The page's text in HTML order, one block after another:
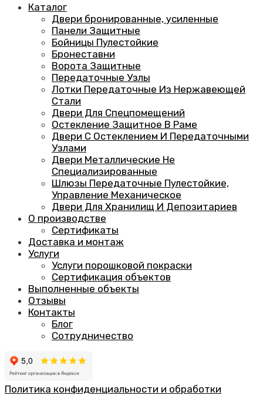
Каталог
Двери бронированные, усиленные
Панели Защитные
Бойницы Пулестойкие
Бронеставни
Ворота Защитные
Передаточные Узлы
Лотки Передаточные Из Нержавеющей
Стали
Двери Для Спецпомещений
Остекление Защитное В Раме
Двери С Остеклением И Передаточными
Узлами
Двери Металлические Не
Специализированные
Шлюзы Передаточные Пулестойкие,
Управление Механическое
Двери Для Хранилищ И Депозитариев
О производстве
Сертификаты
Доставка и монтаж
Услуги
Услуги порошковой покраски
Сертификация объектов
Выполненные объекты
Отзывы
Контакты
Блог
Сотрудничество
Политика конфиденциальности и обработки